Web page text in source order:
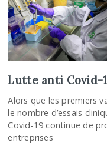
Lutte anti Covid-
Alors que les premiers
le nombre d’essais
Covid-19 continue de
entreprises